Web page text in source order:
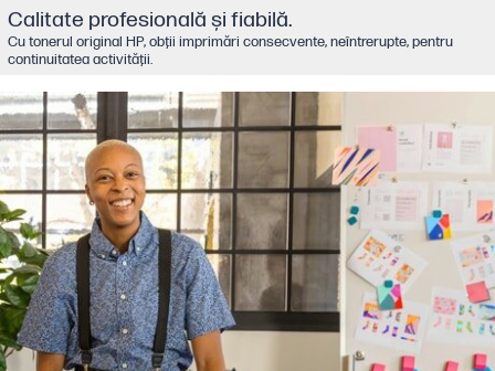
Calitate profesională şi fiabilă.
Cu tonerul original HP, obţii imprimări consecvente, neîntrerupte, pentru
continuitatea activităţii.